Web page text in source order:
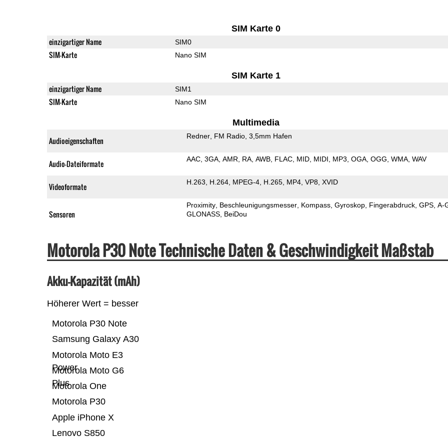
SIM Karte 0
einzigartiger Name SIM0
SIM-Karte Nano SIM
SIM Karte 1
einzigartiger Name SIM1
SIM-Karte Nano SIM
Multimedia
Audioeigenschaften Redner FM Radio 3,5mm Hafen
Audio-Dateiformate AAC 3GA AMR RA AWB FLAC MID MIDI MP3 OGA OGG WMA WAV
Videoformate H.263 H.264 MPEG-4 H.265 MP4 VP8 XVID
Sensoren
Proximity Beschleunigungsmesser Kompass Gyroskop Fingerabdruck GPS A-
GLONASS BeiDou
Motorola P30 Note Technische Daten & Geschwindigkeit Maßstab
Akku-Kapazität (mAh)
Höherer Wert = besser
Lenovo S850
Apple iPhone X
Motorola P30
Motorola One
Motorola Moto G6
Plus
Motorola Moto E3
Power
Samsung Galaxy A30
Motorola P30 Note